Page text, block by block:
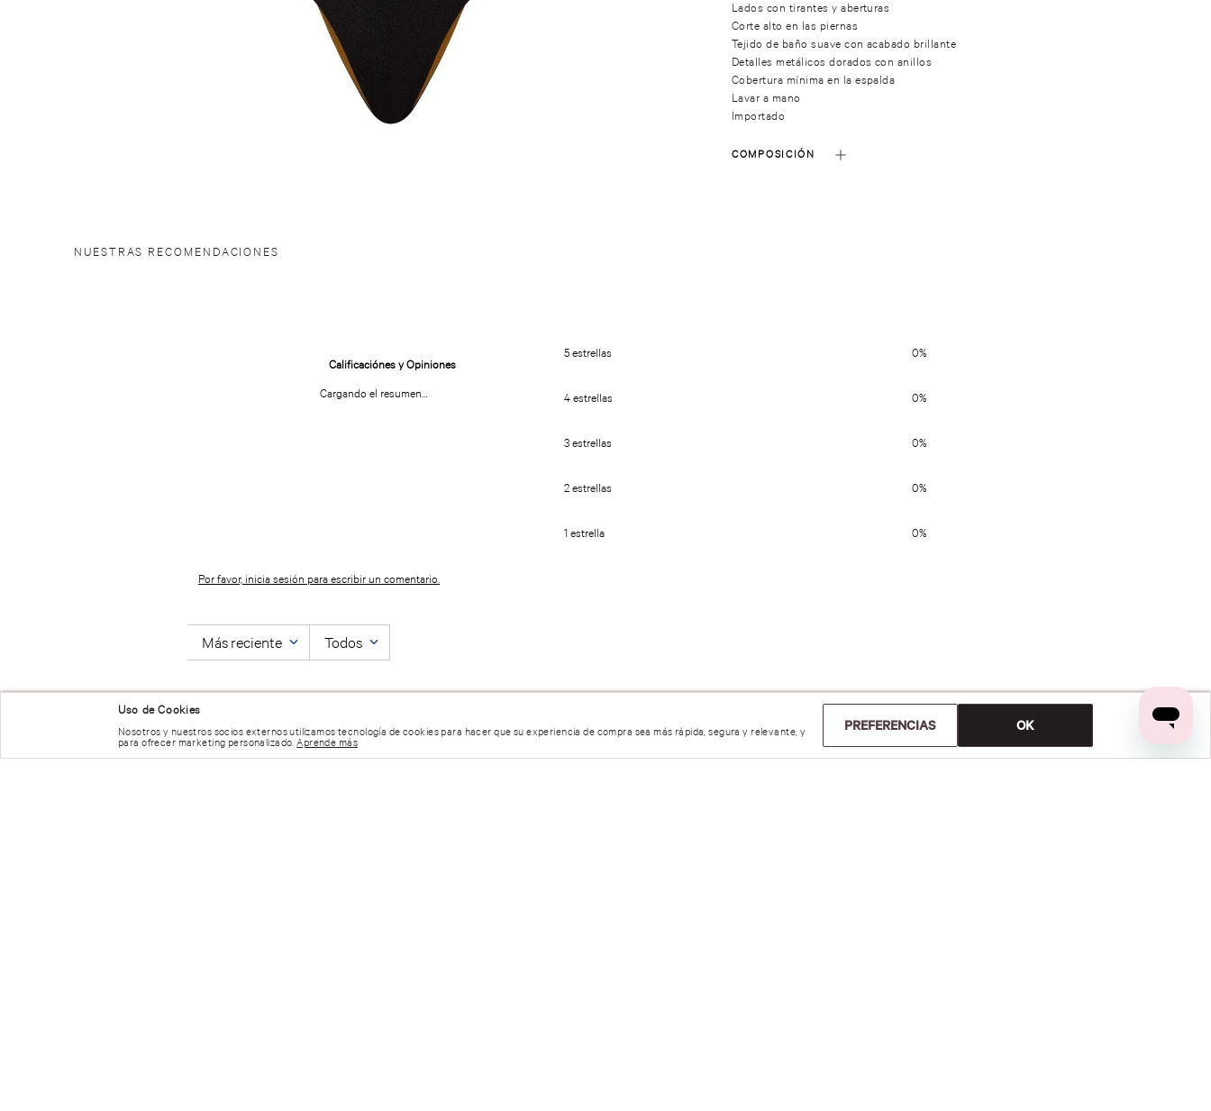
Uso de Cookies
Nosotros y nuestros socios externos utilizamos tecnología de cookies para hacer que su experiencia de compra sea más rápida, segura y relevante, y
para ofrecer marketing personalizado. Aprende más
PREFERENCIAS OK
Lados con tirantes y aberturas
Corte alto en las piernas
Tejido de baño suave con acabado brillante
Detalles metálicos dorados con anillos
Cobertura mínima en la espalda
Lavar a mano
Importado
COMPOSICIÓN
NUESTRAS RECOMENDACIONES
Cargando el resumen…
5 estrellas 0%
4 estrellas 0%
3 estrellas 0%
2 estrellas 0%
1 estrella 0%
Por favor, inicia sesión para escribir un comentario.
Más reciente Todos
No hay comentarios.